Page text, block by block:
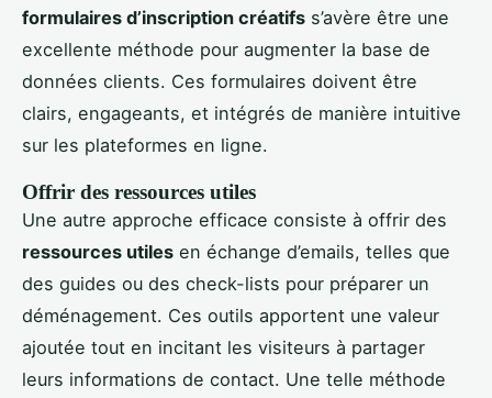
formulaires d’inscription créatifs s’avère être une
excellente méthode pour augmenter la base de
données clients. Ces formulaires doivent être
clairs, engageants, et intégrés de manière intuitive
sur les plateformes en ligne.
Offrir des ressources utiles
Une autre approche efficace consiste à offrir des
ressources utiles en échange d’emails, telles que
des guides ou des check-lists pour préparer un
déménagement. Ces outils apportent une valeur
ajoutée tout en incitant les visiteurs à partager
leurs informations de contact. Une telle méthode